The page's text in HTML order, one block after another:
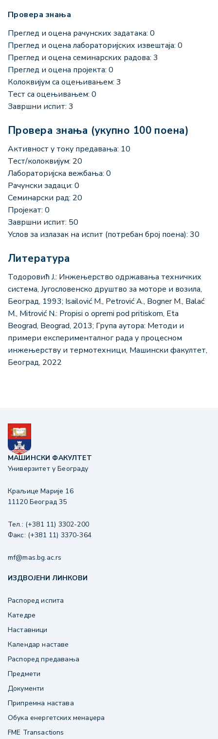
Провера знања
Преглед и оцена рачунских задатака: 0
Преглед и оцена лабораторијских извештаја: 0
Преглед и оцена семинарских радова: 3
Преглед и оцена пројекта: 0
Колоквијум са оцењивањем: 3
Тест са оцењивањем: 0
Завршни испит: 3
Провера знања (укупно 100 поена)
Активност у току предавања: 10
Тест/колоквијум: 20
Лабораторијска вежбања: 0
Рачунски задаци: 0
Семинарски рад: 20
Пројекат: 0
Завршни испит: 50
Услов за излазак на испит (потребан број поена): 30
Литература
Тодоровић Ј.: Инжењерство одржавања техничких
система, Југословенско друштво за моторе и возила,
Београд, 1993; Isailović M., Petrović A., Bogner M., Balać
M., Mitrović N.: Propisi o opremi pod pritiskom, Eta
Beograd, Beograd, 2013; Група аутора: Mетоди и
примери експерименталног рада у процесном
инжењерству и термотехници, Машински факултет,
Београд, 2022
МАШИНСКИ ФАКУЛТЕТ
Универзитет у Београду
Краљице Марије 16
11120 Београд 35
Тел.: (+381 11) 3302-200
Факс: (+381 11) 3370-364
mf@mas.bg.ac.rs
ИЗДВОЈЕНИ ЛИНКОВИ
Распоред испита
Катедре
Наставници
Календар наставе
Распоред предавања
Предмети
Документи
Припремна настава
Обука енергетских менаџера
FME Transactions